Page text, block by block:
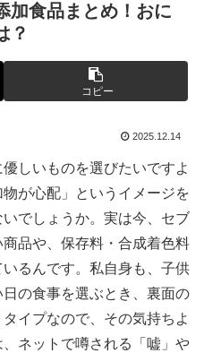
加食品まとめ！おに
？
コピー
2025.12.14
しいものを選びたいですよ
が心配」というイメージを
でしょうか。実は今、セブ
品や、保存料・合成着色料
るんです。私自身も、子供
の食事を選ぶとき、裏面の
イプなので、その気持ちよ
ネットで噂される「嘘」や